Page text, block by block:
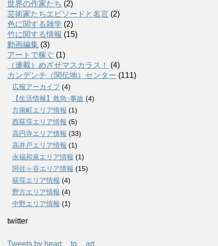
世界の作家たち (2)
芸術家たちエピソードと名言 (2)
色に関する雑学 (2)
竹に関する情報 (15)
動画編集 (3)
アートで稼ぐ (1)
（連載）めざせマスカラス！
(4)
カンデンチ（関伝地）センター (111)
広報アーカイブ (4)
【生活情報】救急･事故 (4)
方南町エリア情報 (1)
西荻窪エリア情報 (5)
高円寺エリア情報 (33)
高井戸エリア情報 (1)
永福和泉エリア情報 (1)
阿佐ヶ谷エリア情報 (15)
荻窪エリア情報 (4)
野方エリア情報 (4)
中野エリア情報 (1)
twitter
Tweets by heart__to__art